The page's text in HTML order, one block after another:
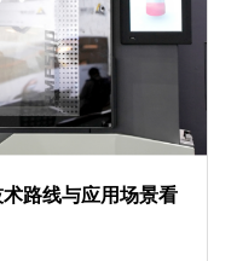
路线与应用场景看